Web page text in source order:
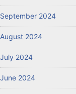
September 2024
August 2024
July 2024
June 2024